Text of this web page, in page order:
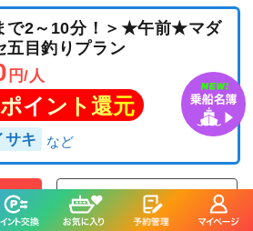
で2～10分！＞★午前★マダ
五目釣りプラン
円/人
ポイント還元
サキ
る
「竜一丸」の
全ての釣果を見る